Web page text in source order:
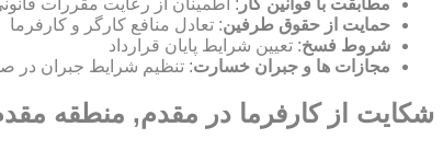
مطابقت با قوانین کار : اطمینان از رعایت مقررات
حمایت از حقوق طرفین: تعادل منافع کارگر و کارفرما
شروط فسخ: تعیین شرایط پایان قرارداد
مجازات ها و جبران خسارت: تنظیم شرایط جبران در
شکایت از کارفرما در مقدم, منطقه